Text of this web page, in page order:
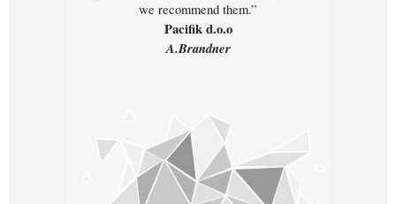
we recommend them.”
Pacifik d.o.o
A.Brandner